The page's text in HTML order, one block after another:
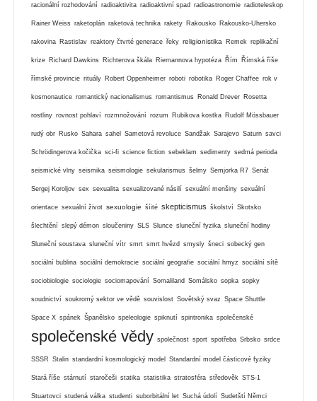
racionální rozhodování radioaktivita radioaktivní spad radioastronomie radioteleskop
Rainer Weiss raketoplán raketová technika rakety Rakousko Rakousko-Uhersko
rakovina Rastislav reaktory čtvrté generace řeky religionistika Remek replikační
krize Richard Dawkins Richterova škála Riemannova hypotéza Řím Římská říše
římské provincie rituály Robert Oppenheimer roboti robotika Roger Chaffee rok v
kosmonautice romantický nacionalismus romantismus Ronald Drever Rosetta
rostliny rovnost pohlaví rozmnožování rozum Rubikova kostka Rudolf Mössbauer
rudý obr Rusko Sahara sahel Sametová revoluce Sandžak Sarajevo Saturn savci
Schrödingerova kočička sci-fi science fiction sebeklam sedimenty sedmá perioda
seismické vlny seismika seismologie sekularismus šelmy Semjorka R7 Senát
Sergej Koroljov sex sexualita sexualizované násilí sexuální menšiny sexuální
orientace sexuální život sexuologie šíité skepticismus školství Skotsko
šlechtění slepý démon sloučeniny SLS Slunce sluneční fyzika sluneční hodiny
Sluneční soustava sluneční vítr smrt smrt hvězd smysly šneci sobecký gen
sociální bublina sociální demokracie sociální geografie sociální hmyz sociální sítě
sociobiologie sociologie sociomapování Somaliland Somálsko sopka sopky
soudnictví soukromý sektor ve vědě souvislost Sovětský svaz Space Shuttle
Space X spánek Španělsko speleologie spiknutí spintronika společenské
společenské vědy společnost sport spotřeba Srbsko srdce
SSSR Stalin standardní kosmologický model Standardní model částicové fyziky
Stará říše stárnutí staročeši statika statistika stratosféra středověk STS-1
Stuartovci studená válka studenti suborbitální let Suchá údolí Sudetští Němci